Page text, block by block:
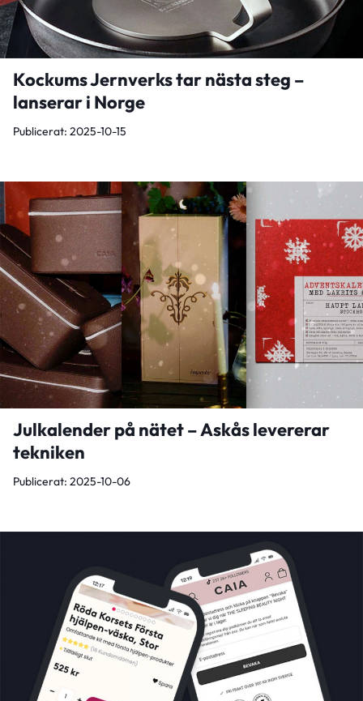
Kockums Jernverks tar nästa steg –
lanserar i Norge
Publicerat: 2025-10-15
Julkalender på nätet – Askås levererar
tekniken
Publicerat: 2025-10-06